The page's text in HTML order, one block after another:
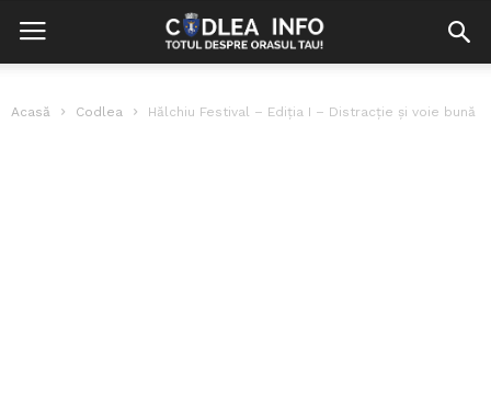
Acasă Codlea Hălchiu Festival – Ediția I – Distracție și voie bună